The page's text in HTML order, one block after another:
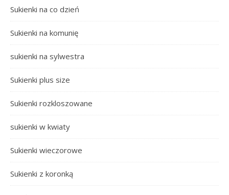
Sukienki na co dzień
Sukienki na komunię
sukienki na sylwestra
Sukienki plus size
Sukienki rozkloszowane
sukienki w kwiaty
Sukienki wieczorowe
Sukienki z koronką